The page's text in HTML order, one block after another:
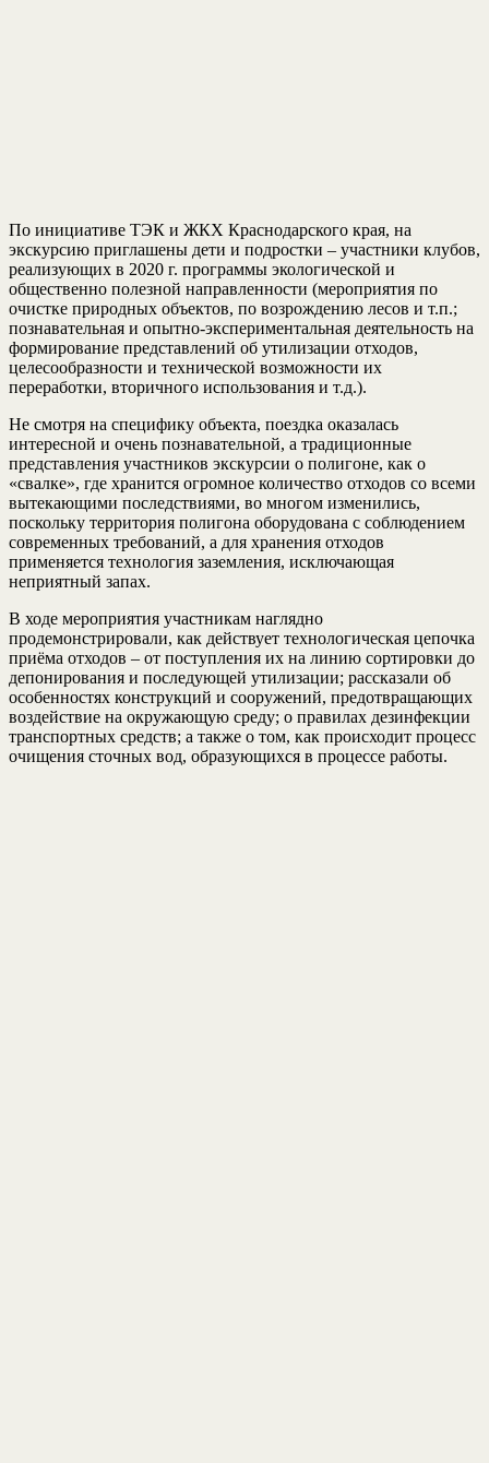
По инициативе ТЭК и ЖКХ Краснодарского края, на
экскурсию приглашены дети и подростки – участники клубов,
реализующих в 2020 г. программы экологической и
общественно полезной направленности (мероприятия по
очистке природных объектов, по возрождению лесов и т.п.;
познавательная и опытно-экспериментальная деятельность на
формирование представлений об утилизации отходов,
целесообразности и технической возможности их
переработки, вторичного использования и т.д.).
Не смотря на специфику объекта, поездка оказалась
интересной и очень познавательной, а традиционные
представления участников экскурсии о полигоне, как о
«свалке», где хранится огромное количество отходов со всеми
вытекающими последствиями, во многом изменились,
поскольку территория полигона оборудована с соблюдением
современных требований, а для хранения отходов
применяется технология заземления, исключающая
неприятный запах.
В ходе мероприятия участникам наглядно
продемонстрировали, как действует технологическая цепочка
приёма отходов – от поступления их на линию сортировки до
депонирования и последующей утилизации; рассказали об
особенностях конструкций и сооружений, предотвращающих
воздействие на окружающую среду; о правилах дезинфекции
транспортных средств; а также о том, как происходит процесс
очищения сточных вод, образующихся в процессе работы.